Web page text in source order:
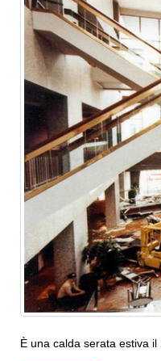
È una calda serata estiva il